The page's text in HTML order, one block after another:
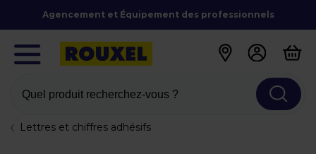
Agencement et Équipement des professionnels
Quel produit recherchez-vous ?
Lettres et chiffres adhésifs